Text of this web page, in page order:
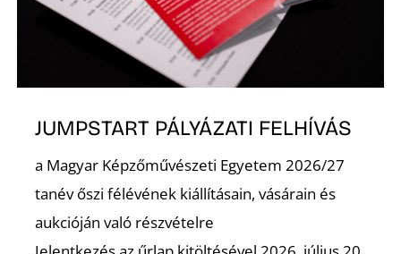
JUMPSTART PÁLYÁZATI FELHÍVÁS
a Magyar Képzőművészeti Egyetem 2026/27
tanév őszi félévének kiállításain, vásárain és
aukcióján való részvételre